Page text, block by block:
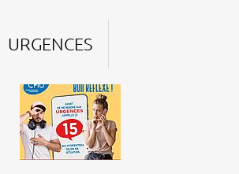
URGENCES